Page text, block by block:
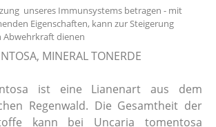
unseres Immunsystems betragen - mit
Eigenschaften, kann zur Steigerung
dienen
MINERAL TONERDE
ist eine Lianenart aus dem
Regenwald. Die Gesamtheit der
kann bei Uncaria tomentosa